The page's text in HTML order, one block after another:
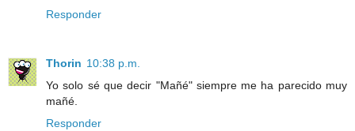
Responder
Thorin 10:38 p.m.
Yo solo sé que decir "Mañé" siempre me ha parecido muy
mañé.
Responder